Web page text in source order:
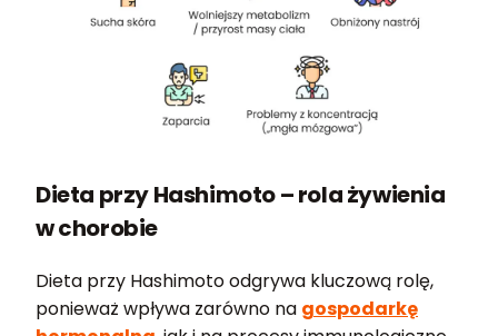
Dieta przy Hashimoto – rola żywienia
w chorobie
Dieta przy Hashimoto odgrywa kluczową rolę,
ponieważ wpływa zarówno na gospodarkę